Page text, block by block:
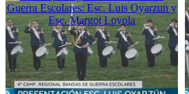
Guerra Escolares: Esc. Luis Oyarzun y
Esc. Margot Loyola